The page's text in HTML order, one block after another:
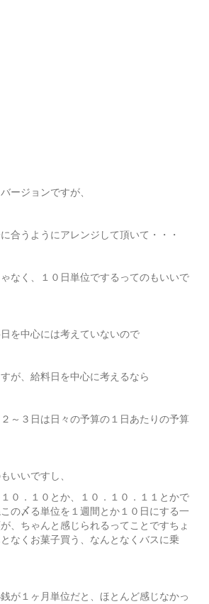
ージョンですが、
合うようにアレンジして頂いて・・・
なく、１０日単位でするってのもいいで
を中心には考えていないので
が、給料日を中心に考えるなら
～３日は日々の予算の１日あたりの予算
いいですし、
０．１０とか、１０．１０．１１とかで
の〆る単位を１週間とか１０日にする一
、ちゃんと感じられるってことですちょ
なくお菓子買う、なんとなくバスに乗
が１ヶ月単位だと、ほとんど感じなかっ